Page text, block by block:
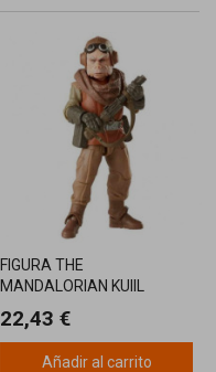
FIGURA THE
MANDALORIAN KUIIL
22,43 €
Añadir al carrito